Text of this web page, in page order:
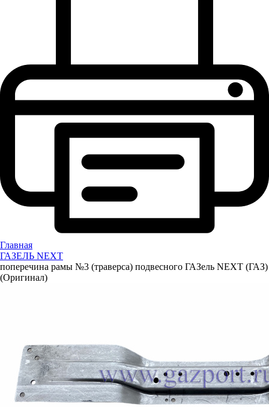
Главная
ГАЗЕЛЬ NEXT
поперечина рамы №3 (траверса) подвесного ГАЗель NEXT (ГАЗ)
(Оригинал)